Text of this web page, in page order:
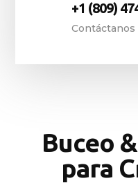
+1 (809)
Contáctanos
Buceo
para